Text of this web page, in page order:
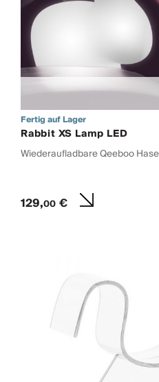
Fertig auf Lager
Rabbit XS Lamp LED
Wiederaufladbare Qeeboo
129,00€